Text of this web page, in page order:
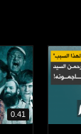
0.41